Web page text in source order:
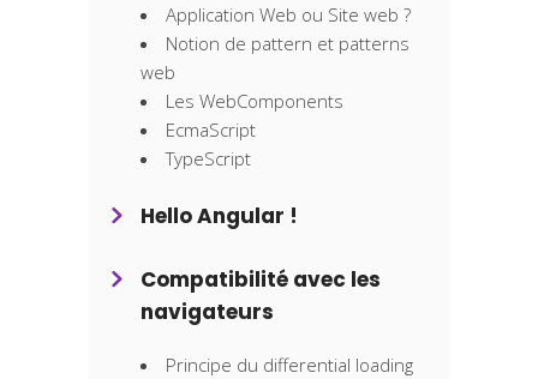
Application Web ou Site web ?
Notion de pattern et patterns
web
Les WebComponents
EcmaScript
TypeScript
Hello Angular !
Compatibilité avec les
navigateurs
Principe du differential loading